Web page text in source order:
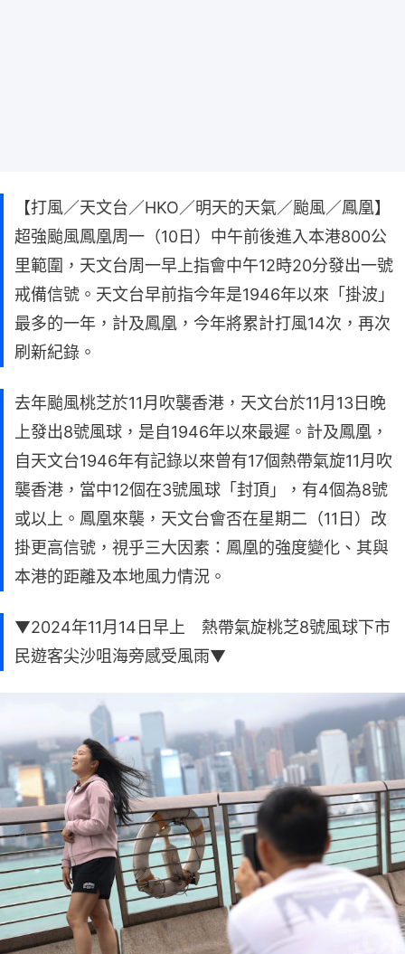
【打風／天文台／HKO／明天的天氣／颱風／鳳凰】
超強颱風鳳凰周一（10日）中午前後進入本港800公
里範圍，天文台周一早上指會中午12時20分發出一號
戒備信號。天文台早前指今年是1946年以來「掛波」
最多的一年，計及鳳凰，今年將累計打風14次，再次
刷新紀錄。
去年颱風桃芝於11月吹襲香港，天文台於11月13日晚
上發出8號風球，是自1946年以來最遲。計及鳳凰，
自天文台1946年有記錄以來曾有17個熱帶氣旋11月吹
襲香港，當中12個在3號風球「封頂」，有4個為8號
或以上。鳳凰來襲，天文台會否在星期二（11日）改
掛更高信號，視乎三大因素：鳳凰的強度變化、其與
本港的距離及本地風力情況。
▼2024年11月14日早上 熱帶氣旋桃芝8號風球下市
民遊客尖沙咀海旁感受風雨▼